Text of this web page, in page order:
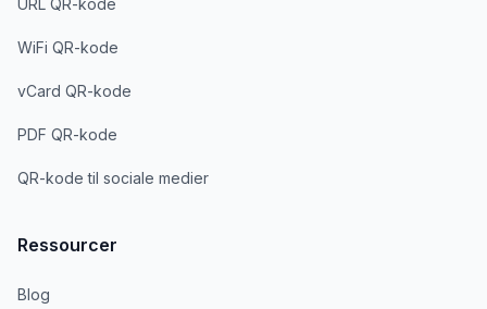
URL QR-kode
WiFi QR-kode
vCard QR-kode
PDF QR-kode
QR-kode til sociale medier
Ressourcer
Blog